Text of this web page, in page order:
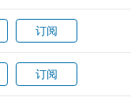
订阅
订阅